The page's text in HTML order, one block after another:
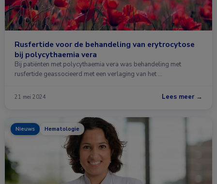
Rusfertide voor de behandeling van erytrocytose
bij polycythaemia vera
Bij patiënten met polycythaemia vera was behandeling met
rusfertide geassocieerd met een verlaging van het …
21 mei 2024 Lees meer →
Nieuws Hematologie